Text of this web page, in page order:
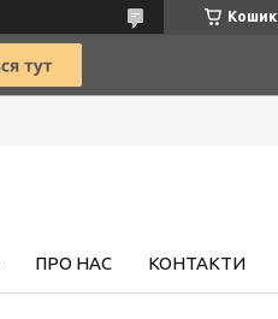
Кошик
ПРО НАС КОНТАКТИ